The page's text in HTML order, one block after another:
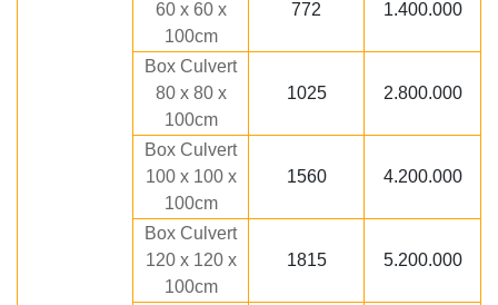
60 x 60 x
100cm
772 1.400.000
Box Culvert
80 x 80 x
100cm
1025 2.800.000
Box Culvert
100 x 100 x
100cm
1560 4.200.000
Box Culvert
120 x 120 x
100cm
1815 5.200.000